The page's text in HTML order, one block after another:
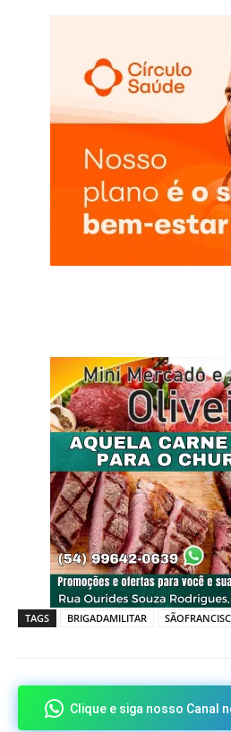
TAGS BRIGADAMILITAR
Clique e siga nosso Canal